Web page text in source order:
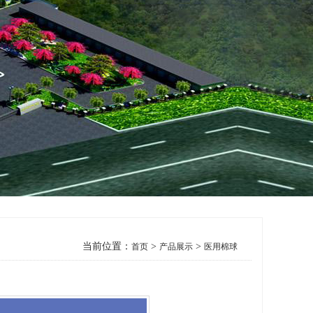
当前位置： 首页 > 产品展示 > 医用棉球